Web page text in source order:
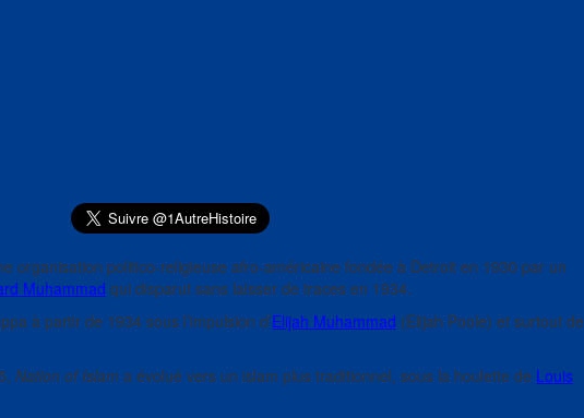
organisation politico-religieuse afro-américaine fondée à Detroit en 1930 par un
Muhammad qui disparut sans laisser de traces en 1934.
à partir de 1934 sous l’impulsion d’Elijah Muhammad (Elijah Poole) et surtout de
Nation of Islam a évolué vers un islam plus traditionnel, sous la houlette de Louis